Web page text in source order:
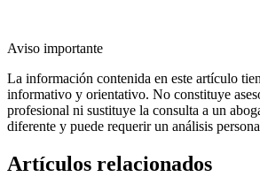
Aviso importante
La información contenida en este artículo
informativo y orientativo. No constituye
profesional ni sustituye la consulta a un
diferente y puede requerir un análisis
Artículos relacionados